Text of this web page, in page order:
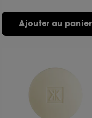
Ajouter au panier